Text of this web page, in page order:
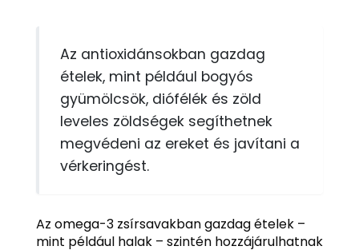
Az antioxidánsokban gazdag
ételek, mint például bogyós
gyümölcsök, diófélék és zöld
leveles zöldségek segíthetnek
megvédeni az ereket és javítani a
vérkeringést.
Az omega-3 zsírsavakban gazdag ételek –
mint például halak – szintén hozzájárulhatnak